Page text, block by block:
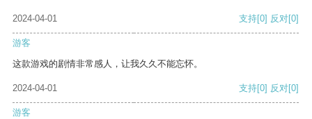
2024-04-01 支持[0] 反对[0]
游客
这款游戏的剧情非常感人，让我久久不能忘怀。
2024-04-01 支持[0] 反对[0]
游客